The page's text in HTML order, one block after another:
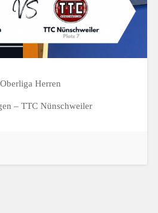
Herren
– TTC Nünschweiler